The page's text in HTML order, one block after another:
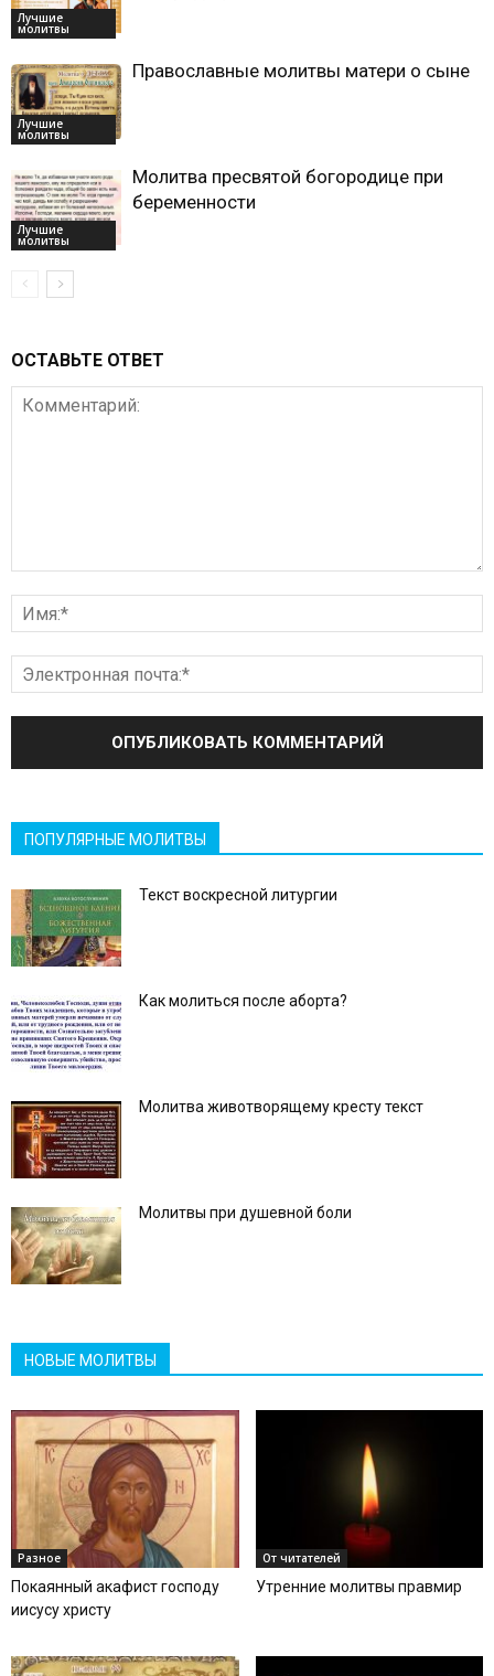
Лучшие
молитвы
Лучшие
молитвы
Православные молитвы матери о сыне
Лучшие
молитвы
Молитва пресвятой богородице при
беременности
ОСТАВЬТЕ ОТВЕТ
ПОПУЛЯРНЫЕ МОЛИТВЫ
Текст воскресной литургии
Как молиться после аборта?
Молитва животворящему кресту текст
Молитвы при душевной боли
НОВЫЕ МОЛИТВЫ
Разное
Покаянный акафист господу
иисусу христу
От читателей
Утренние молитвы правмир